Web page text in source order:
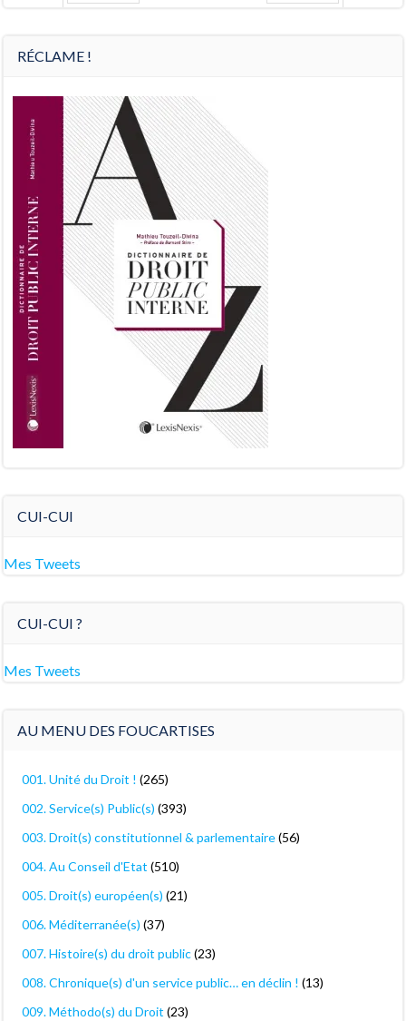
RÉCLAME !
CUI-CUI
Mes Tweets
CUI-CUI ?
Mes Tweets
AU MENU DES FOUCARTISES
001. Unité du Droit ! (265)
002. Service(s) Public(s) (393)
003. Droit(s) constitutionnel & parlementaire(56)
004. Au Conseil d'Etat (510)
005. Droit(s) européen(s) (21)
006. Méditerranée(s) (37)
007. Histoire(s) du droit public(23)
008. Chronique(s) d'un service public… en déclin ! (13)
009. Méthodo(s) du Droit (23)